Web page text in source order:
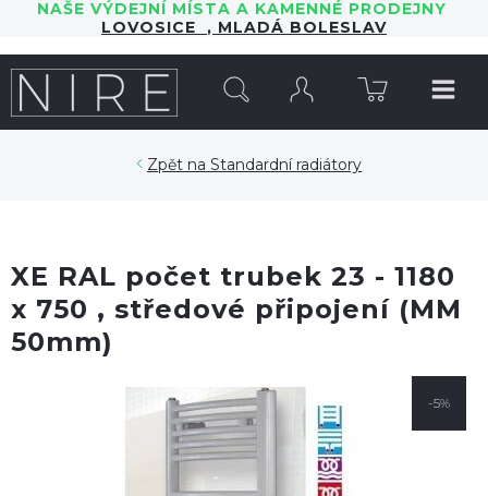
NAŠE VÝDEJNÍ MÍSTA A KAMENNÉ PRODEJNY
LOVOSICE , MLADÁ BOLESLAV
Standardní radiátory
XE RAL počet trubek 23 - 1180
x 750 , středové připojení (MM
50mm)
-5%